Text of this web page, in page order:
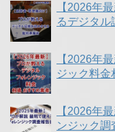
【2026年
るデジタル
【2026年
ジック料金
【2026年
ンジック調